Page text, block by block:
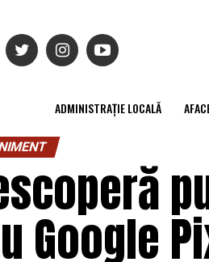
ADMINISTRAȚIE LOCALĂ
Google